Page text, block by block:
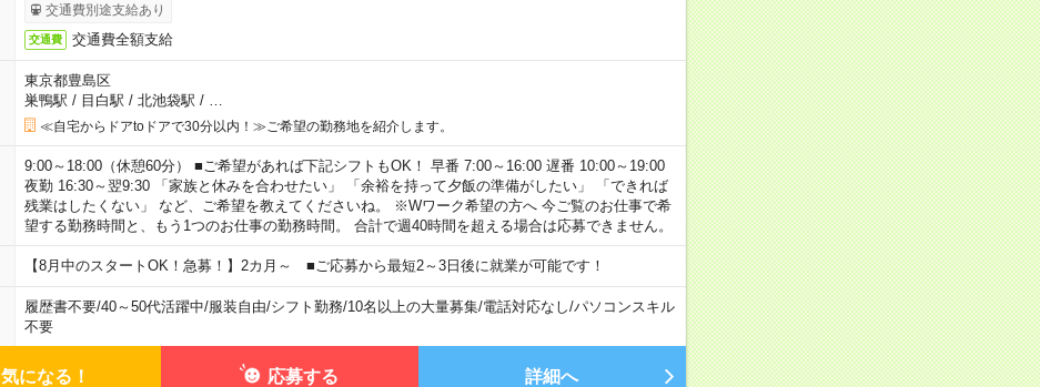
交通費別途支給あり
交通費 交通費全額支給
東京都豊島区
巣鴨駅 / 目白駅 / 北池袋駅 /
≪自宅からドアtoドアで30分以内！≫ご希望の勤務地を紹介します。
9:00～18:00（休憩60分） ■ご希望があれば下記シフトもOK！ 早番 7:00～16:00 遅番 10:00～19:00
夜勤 16:30～翌9:30 「家族と休みを合わせたい」 「余裕を持って夕飯の準備がしたい」 「できれば
残業はしたくない」 など、ご希望を教えてくださいね。 ※Wワーク希望の方へ 今ご覧のお仕事で希
望する勤務時間と、もう1つのお仕事の勤務時間。 合計で週40時間を超える場合は応募できません。
【8月中のスタートOK！急募！】2カ月～ ■ご応募から最短2～3日後に就業が可能です！
履歴書不要/40～50代活躍中/服装自由/シフト勤務/10名以上の大量募集/電話対応なし/パソコンスキル
不要
気になる！ 応募する 詳細へ